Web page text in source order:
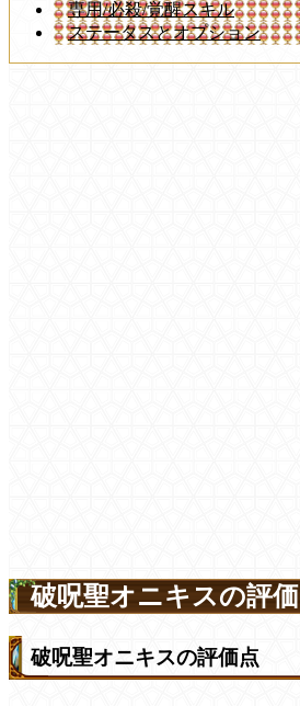
専用/必殺/覚醒スキル
ステータスとオプション
破呪聖オニキスの評価
破呪聖オニキスの評価点